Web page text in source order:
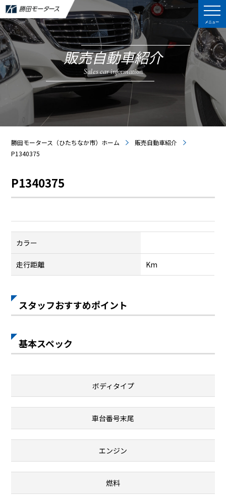
メニュー
販売自動車紹介
Sales car information
勝田モータース（ひたちなか市）ホーム
販売自動車紹介
P1340375
P1340375
カラー
走行距離 Km
スタッフおすすめポイント
基本スペック
ボディタイプ
車台番号末尾
エンジン
燃料